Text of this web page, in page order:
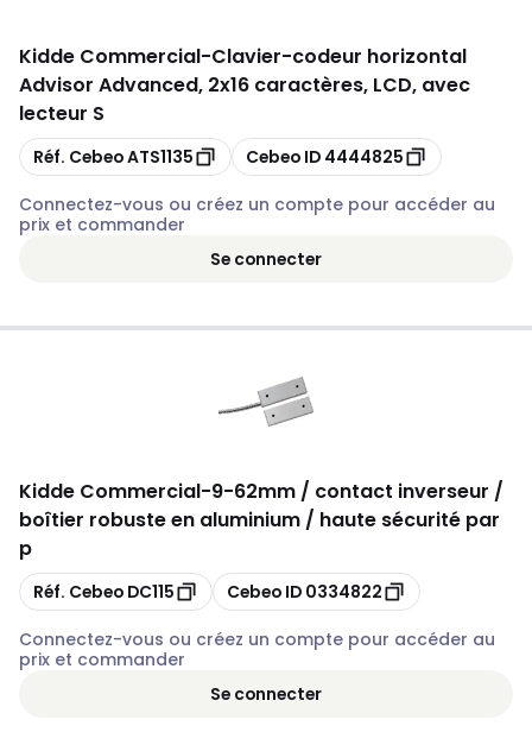
Kidde Commercial-Clavier-codeur horizontal
Advisor Advanced, 2x16 caractères, LCD, avec
lecteur S
Copier
Réf. CebeoATS1135 Copier
Cebeo ID 4444825
Connectez-vous ou créez un compte pour accéder au
prix et commander
Se connecter
Kidde Commercial-9-62mm / contact inverseur /
boîtier robuste en aluminium / haute sécurité par
p
Copier
Réf. Cebeo DC115 Copier
Cebeo ID 0334822
Connectez-vous ou créez un compte pour accéder au
prix et commander
Se connecter